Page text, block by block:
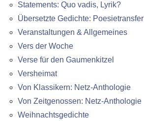
Statements: Quo vadis, Lyrik?
Übersetzte Gedichte: Poesietransfer
Veranstaltungen & Allgemeines
Vers der Woche
Verse für den Gaumenkitzel
Versheimat
Von Klassikern: Netz-Anthologie
Von Zeitgenossen: Netz-Anthologie
Weihnachtsgedichte